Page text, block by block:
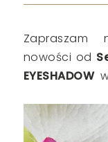
Zapraszam
nowości od
EYESHADOW